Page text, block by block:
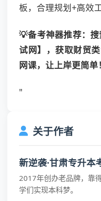
板，合理规划+高效
💡备考神器推荐：
试网】，获取财贸
网课，让上岸更简单！
"
关于作者
新逆袭·甘肃专升本
2017年创办老品牌，靠
学们实现本科梦。